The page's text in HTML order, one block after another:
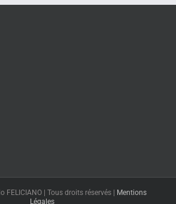
FELICIANO | Tous droits réservés |
Mentions
Légales